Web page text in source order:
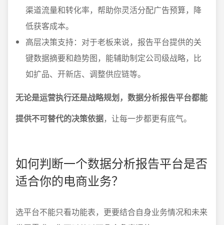
渠道流量和转化率，帮助你灵活分配广告预算，降
低获客成本。
高层决策支持：对于老板来说，报告平台提供的关
键数据摘要和趋势图，能辅助制定公司级战略，比
如扩品、开新店、调整供应链等。
无论是运营执行还是战略规划，数据分析报告平台都能
提供不可替代的决策依据，让每一步都更有底气。
如何判断一个数据分析报告平台是否
适合你的电商业务？
选平台不能只看功能表，更要结合自身业务情况和未来